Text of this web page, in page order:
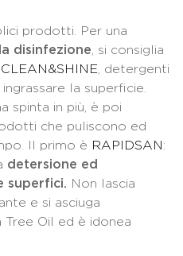
prodotti. Per una
disinfezione , si consiglia
CLEAN&SHINE , detergenti
la superficie.
spinta in più, è poi
che puliscono ed
Il primo è RAPIDSAN :
detersione ed
superfici. Non lascia
e si asciuga
Tree Oil ed è idonea